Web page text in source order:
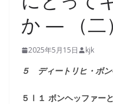
か ― （二
2025年5月15日 kjk
５ ディートリヒ・ボン
５Ⅰ１ ボンヘッファー